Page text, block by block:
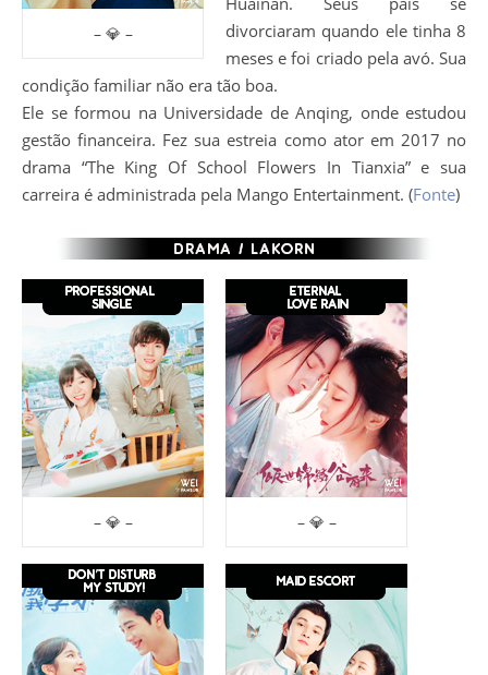
– 💎 –
divorciaram quando ele tinha 8
meses e foi criado pela avó. Sua
condição familiar não era tão boa.
Ele se formou na Universidade de Anqing, onde estudou
gestão financeira. Fez sua estreia como ator em 2017 no
drama “The King Of School Flowers In Tianxia” e sua
carreira é administrada pela Mango Entertainment. (Fonte)
– 💎 – – 💎 –